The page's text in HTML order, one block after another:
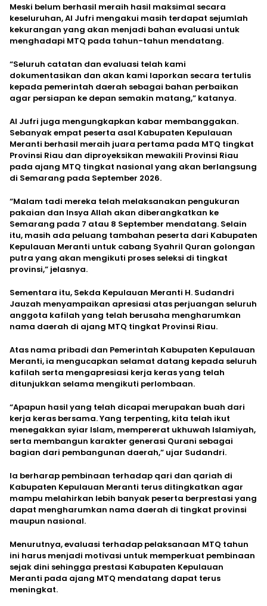
Meski belum berhasil meraih hasil maksimal secara
keseluruhan, Al Jufri mengakui masih terdapat sejumlah
kekurangan yang akan menjadi bahan evaluasi untuk
menghadapi MTQ pada tahun-tahun mendatang.
“Seluruh catatan dan evaluasi telah kami
dokumentasikan dan akan kami laporkan secara tertulis
kepada pemerintah daerah sebagai bahan perbaikan
agar persiapan ke depan semakin matang,” katanya.
Al Jufri juga mengungkapkan kabar membanggakan.
Sebanyak empat peserta asal Kabupaten Kepulauan
Meranti berhasil meraih juara pertama pada MTQ tingkat
Provinsi Riau dan diproyeksikan mewakili Provinsi Riau
pada ajang MTQ tingkat nasional yang akan berlangsung
di Semarang pada September 2026.
“Malam tadi mereka telah melaksanakan pengukuran
pakaian dan Insya Allah akan diberangkatkan ke
Semarang pada 7 atau 8 September mendatang. Selain
itu, masih ada peluang tambahan peserta dari Kabupaten
Kepulauan Meranti untuk cabang Syahril Quran golongan
putra yang akan mengikuti proses seleksi di tingkat
provinsi,” jelasnya.
Sementara itu, Sekda Kepulauan Meranti H. Sudandri
Jauzah menyampaikan apresiasi atas perjuangan seluruh
anggota kafilah yang telah berusaha mengharumkan
nama daerah di ajang MTQ tingkat Provinsi Riau.
Atas nama pribadi dan Pemerintah Kabupaten Kepulauan
Meranti, ia mengucapkan selamat datang kepada seluruh
kafilah serta mengapresiasi kerja keras yang telah
ditunjukkan selama mengikuti perlombaan.
“Apapun hasil yang telah dicapai merupakan buah dari
kerja keras bersama. Yang terpenting, kita telah ikut
menegakkan syiar Islam, mempererat ukhuwah Islamiyah,
serta membangun karakter generasi Qurani sebagai
bagian dari pembangunan daerah,” ujar Sudandri.
Ia berharap pembinaan terhadap qari dan qariah di
Kabupaten Kepulauan Meranti terus ditingkatkan agar
mampu melahirkan lebih banyak peserta berprestasi yang
dapat mengharumkan nama daerah di tingkat provinsi
maupun nasional.
Menurutnya, evaluasi terhadap pelaksanaan MTQ tahun
ini harus menjadi motivasi untuk memperkuat pembinaan
sejak dini sehingga prestasi Kabupaten Kepulauan
Meranti pada ajang MTQ mendatang dapat terus
meningkat.